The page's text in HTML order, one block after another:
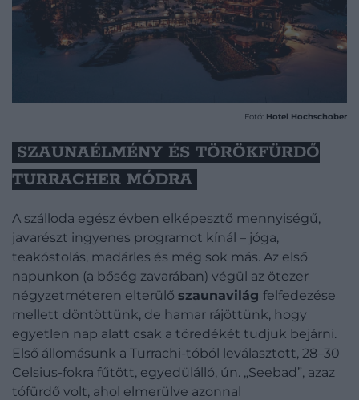
Fotó: Hotel Hochschober
SZAUNAÉLMÉNY ÉS TÖRÖKFÜRDŐ
TURRACHER MÓDRA
A szálloda egész évben elképesztő mennyiségű,
javarészt ingyenes programot kínál – jóga,
teakóstolás, madárles és még sok más. Az első
napunkon (a bőség zavarában) végül az ötezer
négyzetméteren elterülő szaunavilág felfedezése
mellett döntöttünk, de hamar rájöttünk, hogy
egyetlen nap alatt csak a töredékét tudjuk bejárni.
Első állomásunk a Turrachi-tóból leválasztott, 28–30
Celsius-fokra fűtött, egyedülálló, ún. „Seebad”, azaz
tófürdő volt, ahol elmerülve azonnal